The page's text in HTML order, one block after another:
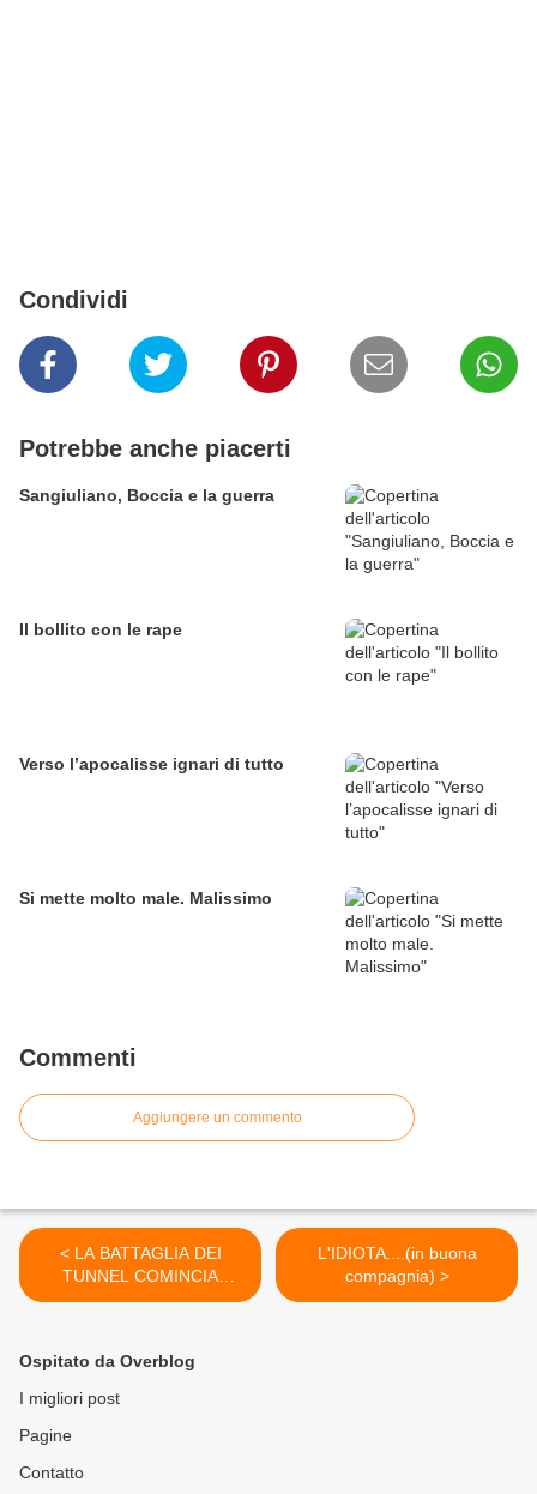
Condividi
Potrebbe anche piacerti
Sangiuliano, Boccia e la guerra
Il bollito con le rape
Verso l’apocalisse ignari di tutto
Si mette molto male. Malissimo
Commenti
Aggiungere un commento
< LA BATTAGLIA DEI
TUNNEL COMINCIA
MOLTO MALE PER
L'IDIOTA....(in buona
compagnia) >
Ospitato da Overblog
I migliori post
Pagine
Contatto